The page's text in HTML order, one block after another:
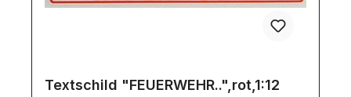
Textschild "FEUERWEHR..",rot,1:12